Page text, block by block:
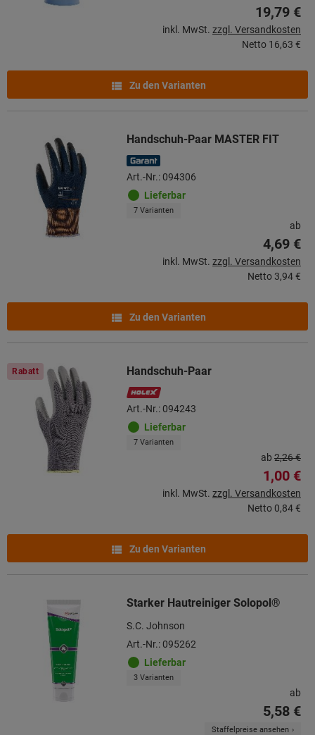
19,79 €
inkl. MwSt. zzgl. Versandkosten
Netto 16,63 €
Zu den Varianten
Handschuh-Paar MASTER FIT
Art.-Nr.: 094306
Lieferbar
7 Varianten
ab
4,69 €
inkl. MwSt. zzgl. Versandkosten
Netto 3,94 €
Zu den Varianten
Rabatt Handschuh-Paar
Art.-Nr.: 094243
Lieferbar
7 Varianten
ab 2,26 €
1,00 €
inkl. MwSt. zzgl. Versandkosten
Netto 0,84 €
Zu den Varianten
Starker Hautreiniger Solopol®
S.C. Johnson
Art.-Nr.: 095262
Lieferbar
3 Varianten
ab
5,58 €
Staffelpreise ansehen